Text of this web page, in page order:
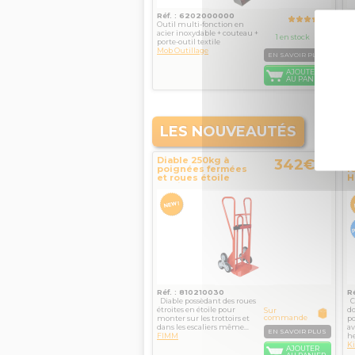
Réf. : 6202000000
Outil multi-fonction en
acier inoxydable + couteau +
porte-outil textile
Mob Outillage
1 en stock
EN SAVOIR PLUS
AJOUTER
AU PANIER
LES NOUVEAUTÉS
Diable 250kg à
poignées fermées
et roues étoile
étroites FIMM
342€
Réf. : 810210030
Diable possèdant des roues
étroites en étoile pour
monter sur les trottoirs et
dans les escaliers même...
FIMM
Sur
commande
EN SAVOIR PLUS
AJOUTER